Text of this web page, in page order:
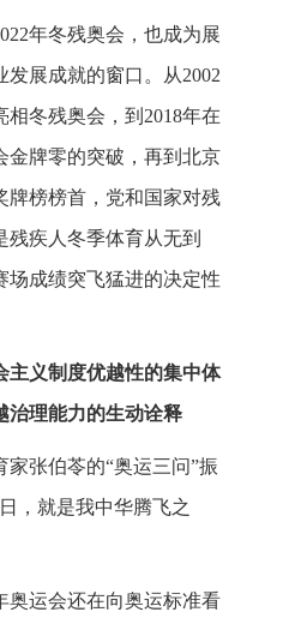
年冬残奥会，也成为展
展成就的窗口。从2002
冬残奥会，到2018年在
金牌零的突破，再到北京
牌榜榜首，党和国家对残
疾人冬季体育从无到
场成绩突飞猛进的决定性
主义制度优越性的集中体
治理能力的生动诠释
家张伯苓的“奥运三问”振
，就是我中华腾飞之
奥运会还在向奥运标准看